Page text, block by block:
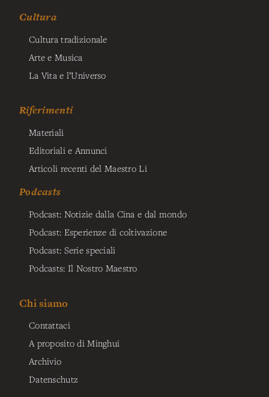
Cultura
Cultura tradizionale
Arte e Musica
La Vita e l’Universo
Riferimenti
Materiali
Editoriali e Annunci
Articoli recenti del Maestro Li
Podcasts
Podcast: Notizie dalla Cina e dal mondo
Podcast: Esperienze di coltivazione
Podcast: Serie speciali
Podcasts: Il Nostro Maestro
Chi siamo
Contattaci
A proposito di Minghui
Archivio
Datenschutz